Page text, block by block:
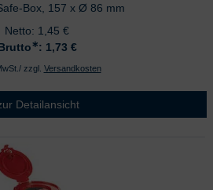
Box, 157 x Ø 86 mm
Netto: 1,45 €
∗: 1,73 €
zzgl. Versandkosten
Detailansicht